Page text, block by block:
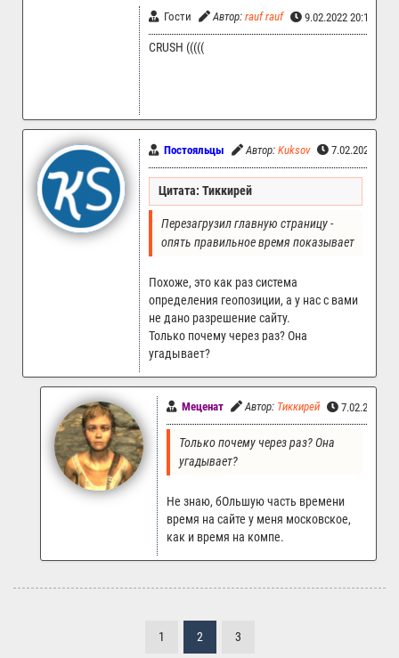
Гости Автор: rauf rauf 9.02.2022 20:19
CRUSH (((((
Постояльцы Автор: Kuksov 7.02.2022
Цитата: Тиккирей
Перезагрузил главную страницу -
опять правильное время показывает
Похоже, это как раз система
определения геопозиции, а у нас с вами
не дано разрешение сайту.
Только почему через раз? Она
угадывает?
Меценат Автор: Тиккирей 7.02.2022
Только почему через раз? Она
угадывает?
Не знаю, бОльшую часть времени
время на сайте у меня московское,
как и время на компе.
1 2 3